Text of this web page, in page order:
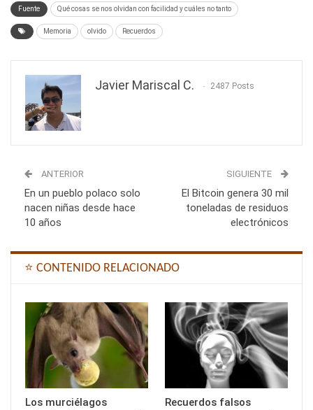
Fuente Qué cosas se nos olvidan con facilidad y cuáles no tanto
Memoria olvido Recuerdos
Javier Mariscal C. 2487 Posts
ANTERIOR
En un pueblo polaco solo
nacen niñas desde hace
10 años
SIGUIENTE
El Bitcoin genera 30 mil
toneladas de residuos
electrónicos
⭐ CONTENIDO RELACIONADO
Los murciélagos
Recuerdos falsos